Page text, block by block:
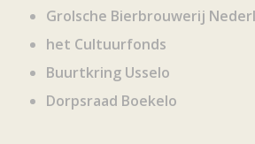
Grolsche Bierbrouwerij
het Cultuurfonds
Buurtkring Usselo
Dorpsraad Boekelo